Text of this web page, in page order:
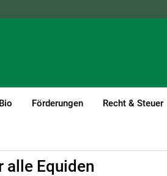
Bio Förderungen Recht & Steuer
alle Equiden